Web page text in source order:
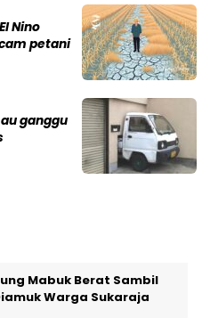
Nino
petani
ganggu
Mabuk Berat Sambil
Warga Sukaraja